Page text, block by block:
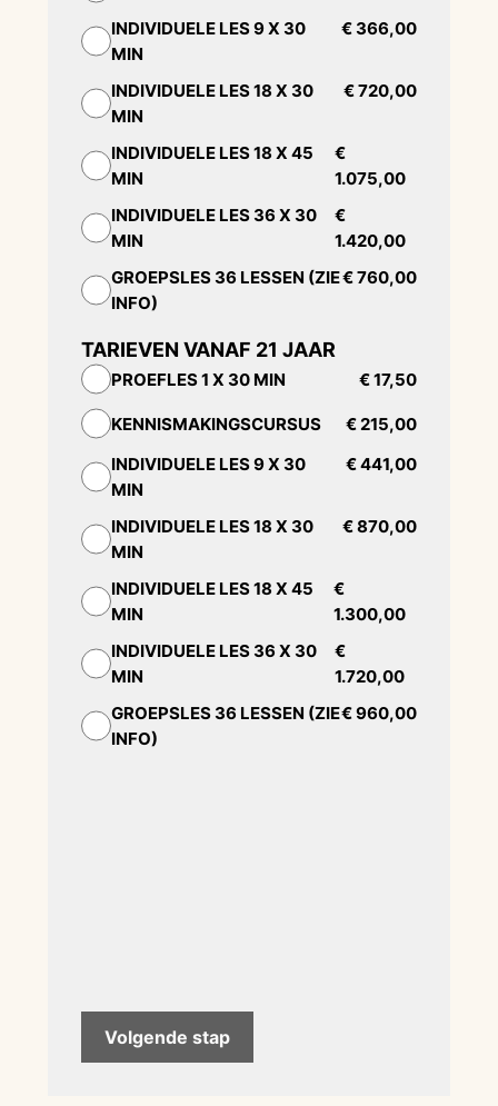
INDIVIDUELE LES 9 X 30
MIN
€ 366,00
INDIVIDUELE LES 18 X 30
MIN
€ 720,00
INDIVIDUELE LES 18 X 45
MIN
€
1.075,00
INDIVIDUELE LES 36 X 30
MIN
€
1.420,00
GROEPSLES 36 LESSEN (ZIE
INFO)
€ 760,00
TARIEVEN VANAF 21 JAAR
PROEFLES 1 X 30 MIN € 17,50
KENNISMAKINGSCURSUS
€ 215,00
INDIVIDUELE LES 9 X 30
MIN
€ 441,00
INDIVIDUELE LES 18 X 30
MIN
€ 870,00
INDIVIDUELE LES 18 X 45
MIN
€
1.300,00
INDIVIDUELE LES 36 X 30
MIN
€
1.720,00
GROEPSLES 36 LESSEN (ZIE
INFO)
€ 960,00